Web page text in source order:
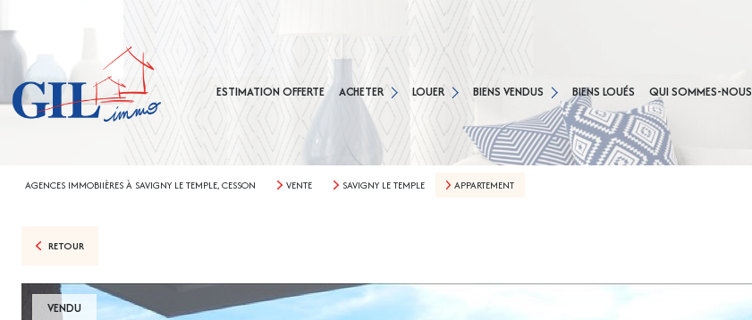
ESTIMATION OFFERTE ACHETER
APPARTEMENTS
TERRAINS
AGENCE CESSON
AGENCE SAVIGNY LE TEMPLE
LOUER
MAISONS
APPARTEMENTS
BIENS VENDUS
AGENCE CESSON
AGENCE SAVIGNY LE TEMPLE
BIENS LOUÉS QUI SOMMES-NOUS
CONCIERGERIE
NOS PARTENAIRES
MENTIONS LÉGALES
AGENCES IMMOBIIÈRES À SAVIGNY LE TEMPLE, CESSON VENTE SAVIGNY LE TEMPLE APPARTEMENT
RETOUR
VENDU